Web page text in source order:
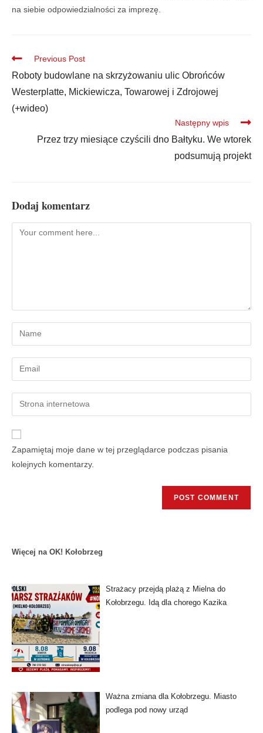
na siebie odpowiedzialności za imprezę.
Previous Post
Roboty budowlane na skrzyżowaniu ulic Obrońców
Westerplatte, Mickiewicza, Towarowej i Zdrojowej
(+wideo)
Następny wpis
Przez trzy miesiące czyścili dno Bałtyku. We wtorek
podsumują projekt
Dodaj komentarz
Zapamiętaj moje dane w tej przeglądarce podczas pisania
kolejnych komentarzy.
Więcej na OK! Kołobrzeg
Strażacy przejdą plażą z Mielna do
Kołobrzegu. Idą dla chorego Kazika
Ważna zmiana dla Kołobrzegu. Miasto
podlega pod nowy urząd